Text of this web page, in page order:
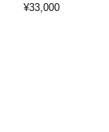
¥33,000